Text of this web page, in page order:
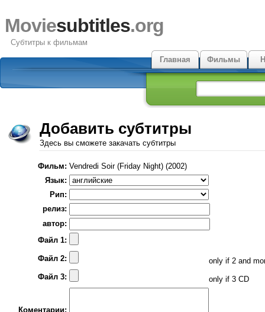
Moviesubtitles.org
Субтитры к фильмам
Главная
Фильмы
Добавить субтитры
Здесь вы сможете закачать субтитры
Фильм: Vendredi Soir (Friday Night) (2002)
Язык:
Рип:
релиз:
автор:
Файл 1:
Файл 2:
only if 2 and
Файл 3:
only if 3 CD
Коментарии: